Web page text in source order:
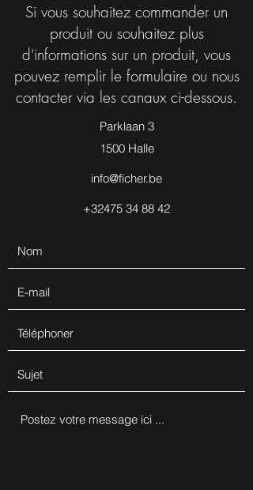
Si vous souhaitez commander un
produit ou souhaitez plus
d'informations sur un produit, vous
pouvez remplir le formulaire ou nous
contacter via les canaux ci-dessous.
Parklaan 3
1500 Halle
info@ficher.be
+32475 34 88 42